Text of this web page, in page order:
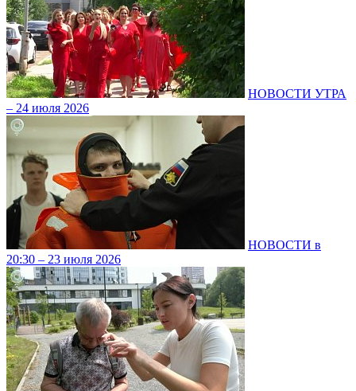
НОВОСТИ УТРА
– 24 июля 2026
НОВОСТИ в
20:30 – 23 июля 2026